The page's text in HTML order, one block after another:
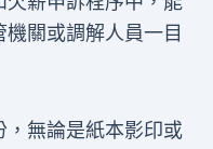
關或調解人員一目
無論是紙本影印或